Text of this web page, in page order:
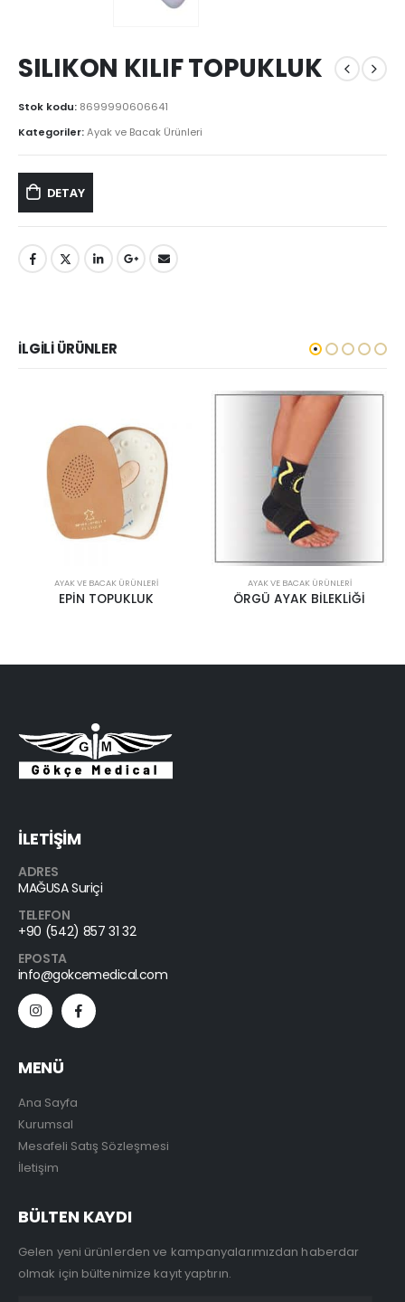
SILIKON KILIF TOPUKLUK
Stok kodu: 8699990606641
Kategoriler:Ayak ve Bacak Ürünleri
DETAY
İLGILI ÜRÜNLER
AYAK VE BACAK ÜRÜNLERI
EPİN TOPUKLUK
AYAK VE BACAK ÜRÜNLERI
ÖRGÜ AYAK BİLEKLİĞİ
İLETİŞİM
ADRES
MAĞUSA Suriçi
TELEFON
+90 (542) 857 31 32
EPOSTA
info@gokcemedical.com
MENÜ
Ana Sayfa
Kurumsal
Mesafeli Satış Sözleşmesi
İletişim
BÜLTEN KAYDI
Gelen yeni ürünlerden ve kampanyalarımızdan haberdar
olmak için bültenimize kayıt yaptırın.